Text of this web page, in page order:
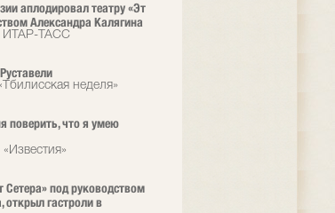
аплодировал театру «Эт
Александра Калягина
ИТАР-ТАСС
неделя»
поверить, что я умею
Сетера» под руководством
открыл гастроли в